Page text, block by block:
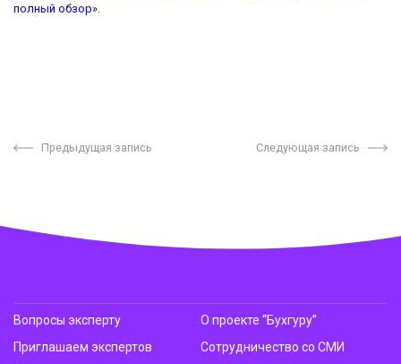
полный обзор».
Предыдущая запись Следующая запись
Вопросы эксперту
Приглашаем экспертов
О проекте “Бухгуру”
Сотрудничество со СМИ